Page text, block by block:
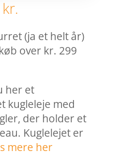
kr.
(ja et helt år)
over kr. 299
her et
kugleleje med
der holder et
Kuglelejet er
mere her